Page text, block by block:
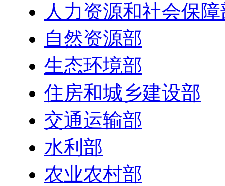
人力资源和社会保
自然资源部
生态环境部
住房和城乡建设部
交通运输部
水利部
农业农村部